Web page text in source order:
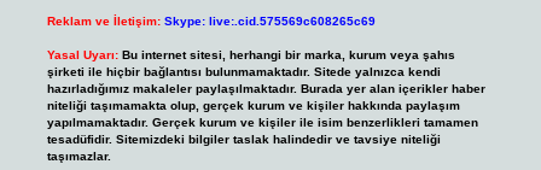
Reklam ve İletişim: Skype: live:.cid.575569c608265c69
Yasal Uyarı: Bu internet sitesi, herhangi bir marka, kurum veya şahıs
şirketi ile hiçbir bağlantısı bulunmamaktadır. Sitede yalnızca kendi
hazırladığımız makaleler paylaşılmaktadır. Burada yer alan içerikler haber
niteliği taşımamakta olup, gerçek kurum ve kişiler hakkında paylaşım
yapılmamaktadır. Gerçek kurum ve kişiler ile isim benzerlikleri tamamen
tesadüfidir. Sitemizdeki bilgiler taslak halindedir ve tavsiye niteliği
taşımazlar.